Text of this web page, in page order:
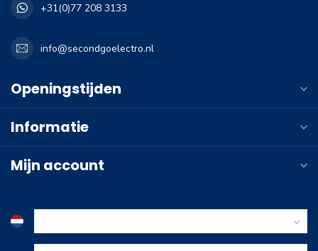
+31(0)77 208 3133
info@secondgoelectro.nl
Openingstijden
Informatie
Mijn account